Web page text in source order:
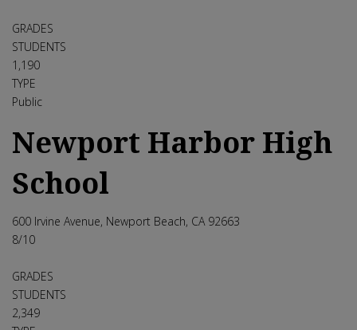
GRADES
STUDENTS
1,190
TYPE
Public
Newport Harbor High
School
600 Irvine Avenue, Newport Beach, CA 92663
8/10
GRADES
STUDENTS
2,349